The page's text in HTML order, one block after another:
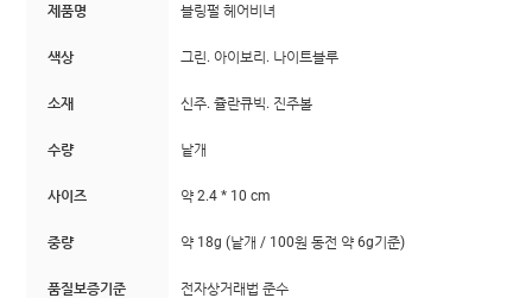
제품명 블링펄 헤어비녀
색상 그린. 아이보리. 나이트블루
소재 신주. 쥴란큐빅. 진주볼
수량 낱개
사이즈 약 2.4 * 10 cm
중량 약 18g (낱개 / 100원 동전 약 6g기준)
품질보증기준 전자상거래법 준수